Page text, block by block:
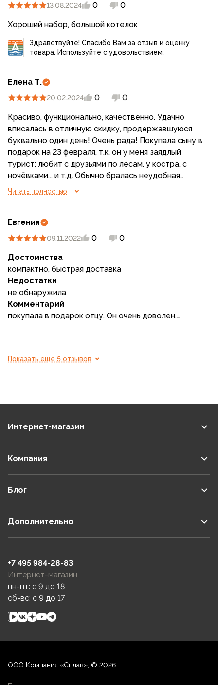
13.08.2024 0 0
Хороший набор, большой котелок
Здравствуйте! Спасибо Вам за отзыв и оценку
товара. Используйте с удовольствием.
Елена Т.
20.02.2024 0 0
Красиво, функционально, качественно. Удачно
вписалась в отличную скидку, продержавшуюся
буквально один день! Очень рада! Покупала сыну в
подарок на 23 февраля, т.к. он у меня заядлый
турист: любит с друзьями по лесам, у костра, с
ночёвками... и т.д. Обычно бралась неудобная
посуда с дачи, теперь всё супер, очень компактно
Ещё что-нибудь купим, типа стаканов, рюмок
металлических. Спасибо производителю.
Читать полностью
Евгения
09.11.2022 0 0
Достоинства
компактно, быстрая доставка
Недостатки
не обнаружила
Комментарий
покупала в подарок отцу. Он очень доволен.
Показать еще 5 отзывов
Интернет-магазин
Компания
Блог
Дополнительно
+7 495 984-28-83
Интернет-магазин
пн-пт: c 9 до 18
сб-вс: c 9 до 17
ООО Компания «Сплав», © 2026